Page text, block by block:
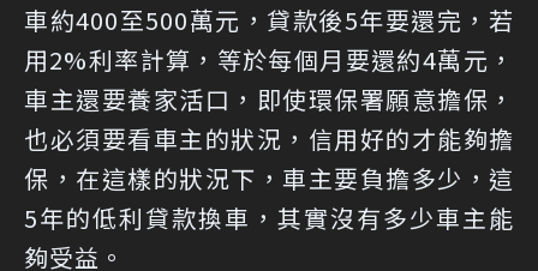
車約400至500萬元，貸款後5年要還完，若
用2%利率計算，等於每個月要還約4萬元，
車主還要養家活口，即使環保署願意擔保，
也必須要看車主的狀況，信用好的才能夠擔
保，在這樣的狀況下，車主要負擔多少，這
5年的低利貸款換車，其實沒有多少車主能
夠受益。